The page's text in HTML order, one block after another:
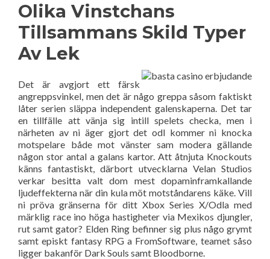
Olika Vinstchans
Tillsammans Skild Typer
Av Lek
Det är avgjort ett färsk
angreppsvinkel, men det är någo greppa såsom faktiskt
låter serien släppa independent galenskaperna. Det tar
en tillfälle att vänja sig intill spelets checka, men i
närheten av ni äger gjort det odl kommer ni knocka
motspelare både mot vänster sam modera gällande
någon stor antal a galans kartor. Att åtnjuta Knockouts
känns fantastiskt, därbort utvecklarna Velan Studios
verkar besitta valt dom mest dopaminframkallande
ljudeffekterna när din kula möt motståndarens käke. Vill
ni pröva gränserna för ditt Xbox Series X/Odla med
märklig race ino höga hastigheter via Mexikos djungler,
rut samt gator? Elden Ring befinner sig plus någo grymt
samt episkt fantasy RPG a FromSoftware, teamet såso
ligger bakanför Dark Souls samt Bloodborne.